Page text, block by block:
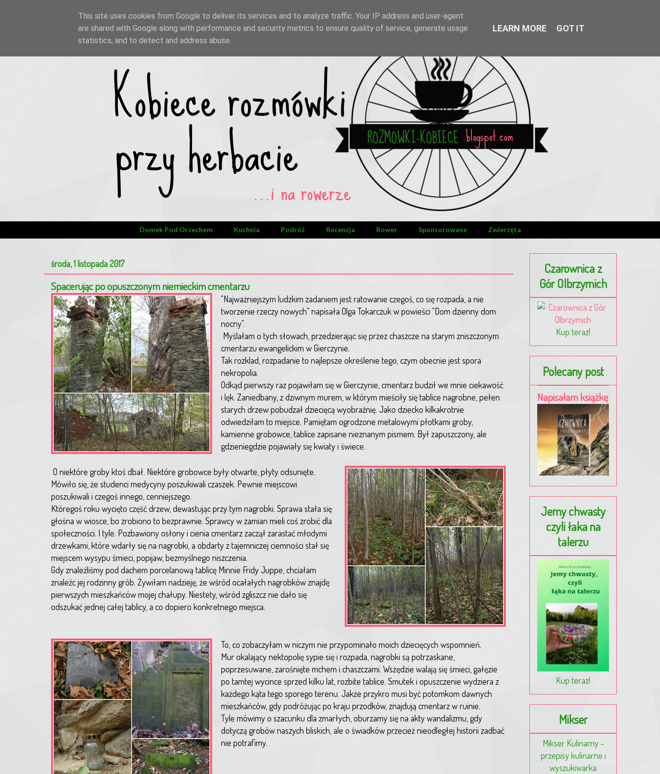
Domek Pod Orzechem Kuchnia Podróż Recenzja Rower Sponsorowane Zwierzęta
środa, 1 listopada 2017
Spacerując po opuszczonym niemieckim cmentarzu
"Najważniejszym ludzkim zadaniem jest ratowanie czegoś, co się rozpada, a nie
tworzenie rzeczy nowych" napisała Olga Tokarczuk w powieści "Dom dzienny dom
nocny".
Myślałam o tych słowach, przedzierając się przez chaszcze na starym zniszczonym
cmentarzu ewangelickim w Gierczynie.
Tak rozklad, rozpadanie to najlepsze określenie tego, czym obecnie jest spora
nekropolia.
Odkąd pierwszy raz pojawiłam się w Gierczynie, cmentarz budził we mnie ciekawość
i lęk. Zaniedbany, z dziwnym murem, w którym mieściły się tablice nagrobne, pełen
starych drzew pobudzał dziecięcą wyobraźnię. Jako dziecko kilkakrotnie
odwiedziłam to miejsce. Pamiętam ogrodzone metalowymi płotkami groby,
kamienne grobowce, tablice zapisane nieznanym pismem. Był zapuszczony, ale
gdzieniegdzie pojawiały się kwiaty i świece.
O niektóre groby ktoś dbał. Niektóre grobowce były otwarte, płyty odsunięte.
Mówiło się, że studenci medycyny poszukiwali czaszek. Pewnie miejscowi
poszukiwali i czegoś innego, cenniejszego.
Któregoś roku wycięto część drzew, dewastując przy tym nagrobki. Sprawa stała się
głośna w wiosce, bo zrobiono to bezprawnie. Sprawcy w zamian mieli coś zrobić dla
społeczności. I tyle. Pozbawiony osłony i cienia cmentarz zaczął zarastać młodymi
drzewkami, które wdarły się na nagrobki, a obdarty z tajemniczej ciemności stał się
miejscem wysypu śmieci, popijaw, bezmyślnego niszczenia.
Gdy znaleźliśmy pod dachem porcelanową tablicę Minnie Fridy Juppe, chciałam
znaleźc jej rodzinny grób. Żywiłam nadzieję, że wśród ocałałych nagrobków znajdę
pierwszych mieszkańców mojej chałupy. Niestety, wśród zgliszcz nie dało się
odszukać jednej całej tablicy, a co dopiero konkretnego miejsca.
To, co zobaczyłam w niczym nie przypominało moich dziecięcych wspomnień.
Mur okalający nektopolię sypie się i rozpada, nagrobki są potrzaskane,
poprzesuwane, zarośnięte mchem i chaszczami. Wszędzie walają się śmieci, gałęzie
po tamtej wycince sprzed kilku lat, rozbite tablice. Smutek i opuszczenie wydziera z
każdego kąta tego sporego terenu. Jakże przykro musi być potomkom dawnych
mieszkańców, gdy podróżując po kraju przodków, znajdują cmentarz w ruinie.
Tyle mówimy o szacunku dla zmarłych, oburzamy się na akty wandalizmu, gdy
dotyczą grobów naszych bliskich, ale o świadków przecież nieodległej historii zadbać
nie potrafimy.
Czarownica z
Gór Olbrzymich
Kup teraz!
Polecany post
Napisałam książkę
Jemy chwasty
czyli łaka na
talerzu
Kup teraz!
Mikser
Mikser Kulinarny -
przepisy kulinarne i
wyszukiwarka
This site uses cookies from Google to deliver its services and to analyze traffic. Your IP address and user-agent
are shared with Google along with performance and security metrics to ensure quality of service, generate usage
statistics, and to detect and address abuse.
LEARN MORE GOT IT